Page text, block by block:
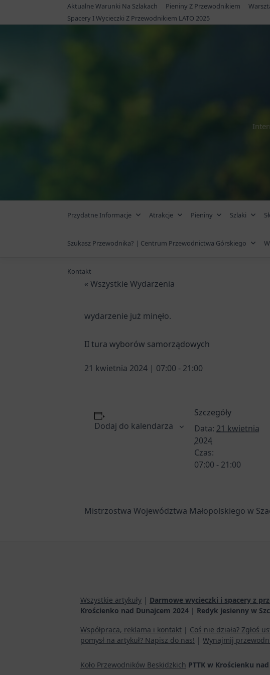
Aktualne Warunki Na Szlakach Pieniny Z Przewodnikiem
Spacery I Wycieczki Z Przewodnikiem LATO 2025
Przydatne Informacje Atrakcje Pieniny Szlaki
Szukasz Przewodnika? | Centrum Przewodnictwa Górskiego
Kontakt
« Wszystkie Wydarzenia
wydarzenie już minęło.
II tura wyborów samorządowych
21 kwietnia 2024 | 07:00 - 21:00
Dodaj do kalendarza
Szczegóły
Data: 21 kwietnia
2024
Czas:
07:00 - 21:00
Mistrzostwa Województwa Małopolskiego w
Wszystkie artykuły | Darmowe wycieczki i spacery z
Krościenko nad Dunajcem 2024 | Redyk jesienny w
Współpraca, reklama i kontakt | Coś nie działa? Zgłoś
pomysł na artykuł? Napisz do nas! | Wynajmij
Koło Przewodników Beskidzkich PTTK w Krościenku